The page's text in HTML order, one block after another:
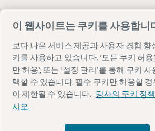
법률 및 개인 정보 참고 사항설정 관리접
© 2026 아트라스콥코
이 웹사이트는 쿠키를 사용합니
보다 나은 서비스 제공과 사용자 경험 향
키를 사용하고 있습니다. ‘모든 쿠키 허용
만 허용’, 또는 ‘설정 관리’를 통해 쿠키
택할 수 있습니다. 필수 쿠키만 허용할
이 제한될 수 있습니다. 당사의 쿠키 정
시오.